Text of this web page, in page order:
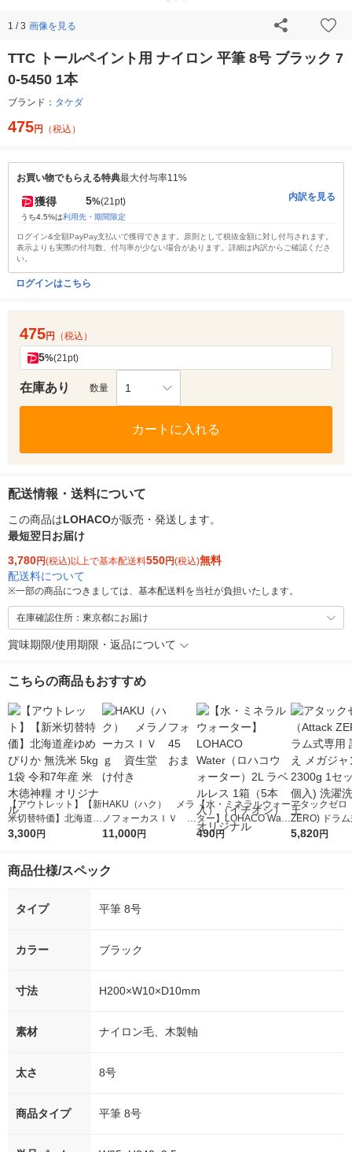
1 / 3 画像を見る
TTC トールペイント用 ナイロン 平筆 8号 ブラック 7
0-5450 1本
ブランド： タケダ
475円 （税込）
お買い物でもらえる特典最大付与率11%
獲得 5%(21pt)
うち4.5%は利用先・期間限定
内訳を見る
ログイン&全額PayPay支払いで獲得できます。原則として税抜金額に対し付与されます。
表示よりも実際の付与数、付与率が少ない場合があります。詳細は内訳からご確認くださ
い。
ログインはこちら
475円 （税込）
5%(21pt)
在庫あり 数量 1
カートに入れる
配送情報・送料について
この商品はLOHACOが販売・発送します。
最短翌日お届け
3,780円(税込)以上で基本配送料550円(税込)無料
配送料について
※一部の商品につきましては、基本配送料を当社が負担いたします。
在庫確認住所：東京都にお届け
賞味期限/使用期限・返品について
こちらの商品もおすすめ
【アウトレット】【新
米切替特価】北海道産
ゆめぴりか 無洗米 5k
3,300円
HAKU（ハク） メラ
ノフォーカスＩＶ 4
5ｇ 資生堂 おまけ
11,000円
【水・ミネラルウォー
ター】LOHACO Wate
r（ロハコウォータ
490円
アタックゼロ
ZERO) ドラ
詰め替え メガ
5,820円
商品仕様/スペック
タイプ 平筆 8号
カラー ブラック
寸法 H200×W10×D10mm
素材 ナイロン毛、木製軸
太さ 8号
商品タイプ 平筆 8号